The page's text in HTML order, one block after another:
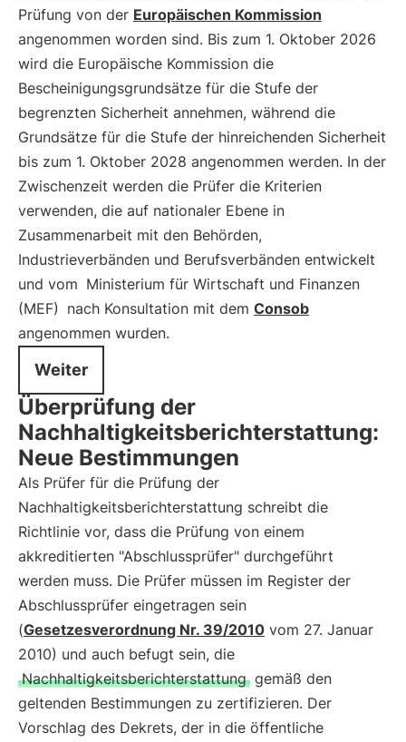
Prüfung von der Europäischen Kommission
angenommen worden sind. Bis zum 1. Oktober 2026
wird die Europäische Kommission die
Bescheinigungsgrundsätze für die Stufe der
begrenzten Sicherheit annehmen, während die
Grundsätze für die Stufe der hinreichenden Sicherheit
bis zum 1. Oktober 2028 angenommen werden. In der
Zwischenzeit werden die Prüfer die Kriterien
verwenden, die auf nationaler Ebene in
Zusammenarbeit mit den Behörden,
Industrieverbänden und Berufsverbänden entwickelt
und vom Ministerium für Wirtschaft und Finanzen
(MEF) nach Konsultation mit dem Consob
angenommen wurden.
Weiter
Überprüfung der
Nachhaltigkeitsberichterstattung:
Neue Bestimmungen
Als Prüfer für die Prüfung der
Nachhaltigkeitsberichterstattung schreibt die
Richtlinie vor, dass die Prüfung von einem
akkreditierten "Abschlussprüfer" durchgeführt
werden muss. Die Prüfer müssen im Register der
Abschlussprüfer eingetragen sein
(Gesetzesverordnung Nr. 39/2010 vom 27. Januar
2010) und auch befugt sein, die
Nachhaltigkeitsberichterstattung gemäß den
geltenden Bestimmungen zu zertifizieren. Der
Vorschlag des Dekrets, der in die öffentliche